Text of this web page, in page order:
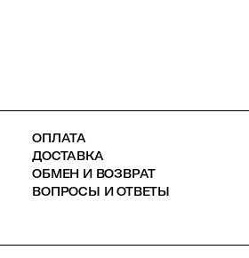
ОПЛАТА
ДОСТАВКА
ОБМЕН И ВОЗВРАТ
ВОПРОСЫ И ОТВЕТЫ